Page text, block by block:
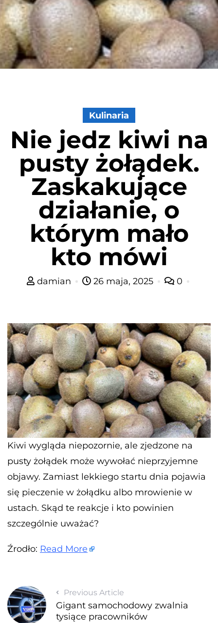
Kulinaria
Nie jedz kiwi na
pusty żołądek.
Zaskakujące
działanie, o
którym mało
kto mówi
damian 26 maja, 2025 0
Kiwi wygląda niepozornie, ale zjedzone na
pusty żołądek może wywołać nieprzyjemne
objawy. Zamiast lekkiego startu dnia pojawia
się pieczenie w żołądku albo mrowienie w
ustach. Skąd te reakcje i kto powinien
szczególnie uważać?
Źrodło: Read More
Previous Article
Gigant samochodowy zwalnia
tysiące pracowników